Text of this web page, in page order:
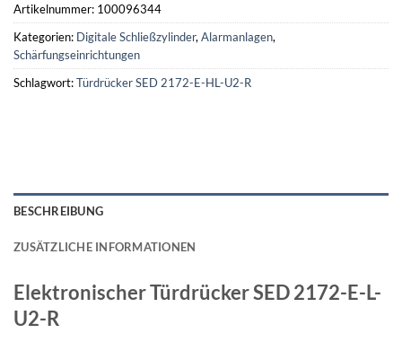
Artikelnummer: 100096344
Kategorien: Digitale Schließzylinder, Alarmanlagen,
Schärfungseinrichtungen
Schlagwort:Türdrücker SED 2172-E-HL-U2-R
BESCHREIBUNG
ZUSÄTZLICHE INFORMATIONEN
Elektronischer TürdrückerSED 2172-E-L-
U2-R